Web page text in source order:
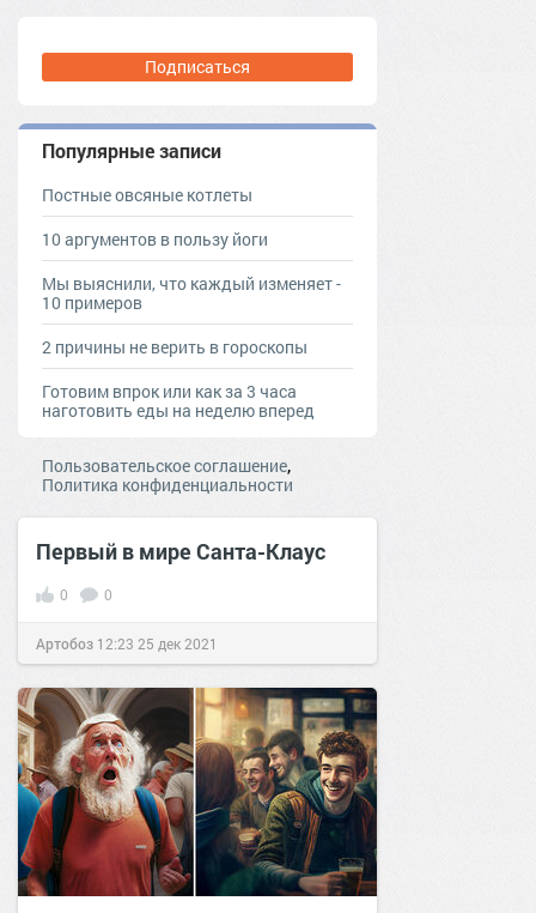
Подписаться
Популярные записи
Постные овсяные котлеты
10 аргументов в пользу йоги
Мы выяснили, что каждый изменяет -
10 примеров
2 причины не верить в гороскопы
Готовим впрок или как за 3 часа
наготовить еды на неделю вперед
Пользовательское соглашение,
Политика конфиденциальности
Первый в мире Санта-Клаус
0 0
Артобоз 12:23 25 дек 2021